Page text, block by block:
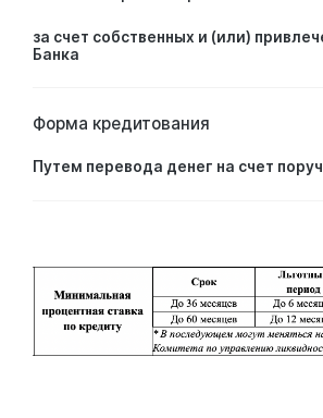
за счет собственных и (или)
Банка
Форма кредитования
Путем перевода денег на счет